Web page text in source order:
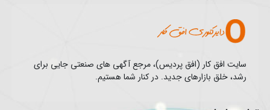
سایت افق کار (افق پردیس)، مرجع آگهی های صنعتی جایی برای
رشد، خلق بازارهای جدید. در کنار شما هستیم.